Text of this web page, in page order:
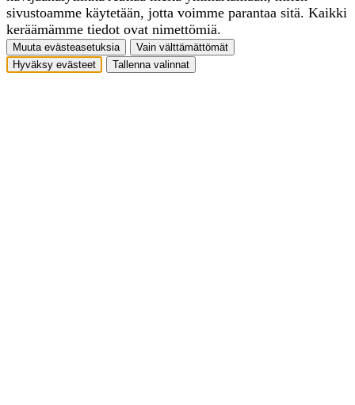
sivustoamme käytetään, jotta voimme parantaa sitä. Kaikki
keräämämme tiedot ovat nimettömiä.
Muuta evästeasetuksia
Vain välttämättömät
Hyväksy evästeet
Tallenna valinnat